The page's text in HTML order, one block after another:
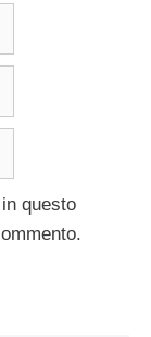
questo